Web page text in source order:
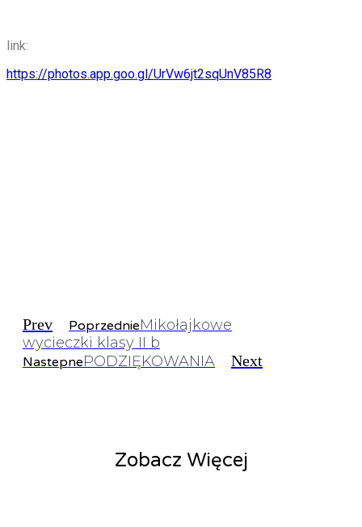
link:
https://photos.app.goo.gl/UrVw6jt2sqUnV85R8
Prev PoprzednieMikołajkowe
wycieczki klasy II b
NastepnePODZIĘKOWANIA Next
Zobacz Więcej